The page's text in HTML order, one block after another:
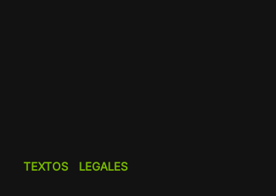
TEXTOS LEGALES